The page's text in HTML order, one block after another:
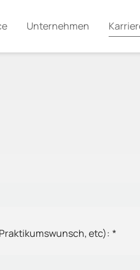
Unternehmen
etc): *